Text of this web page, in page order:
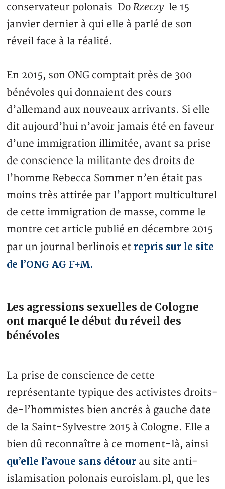
conservateur polonais DoRzeczy le 15
janvier dernier à qui elle à parlé de son
réveil face à la réalité.
En 2015, son ONG comptait près de 300
bénévoles qui donnaient des cours
d’allemand aux nouveaux arrivants. Si elle
dit aujourd’hui n’avoir jamais été en faveur
d’une immigration illimitée, avant sa prise
de conscience la militante des droits de
l’homme Rebecca Sommer n’en était pas
moins très attirée par l’apport multiculturel
de cette immigration de masse, comme le
montre cet article publié en décembre 2015
par un journal berlinois et repris sur le site
de l’ONG AG F+M.
Les agressions sexuelles de Cologne
ont marqué le début du réveil des
bénévoles
La prise de conscience de cette
représentante typique des activistes droits-
de-l’hommistes bien ancrés à gauche date
de la Saint-Sylvestre 2015 à Cologne. Elle a
bien dû reconnaître à ce moment-là, ainsi
qu’elle l’avoue sans détour au site anti-
islamisation polonais euroislam.pl, que les